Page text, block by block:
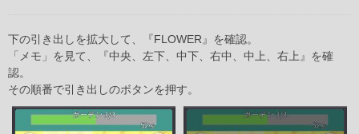
下の引き出しを拡大して、『FLOWER』を確認。
「メモ」を見て、『中央、左下、中下、右中、中上、右上』を確
認。
その順番で引き出しのボタンを押す。